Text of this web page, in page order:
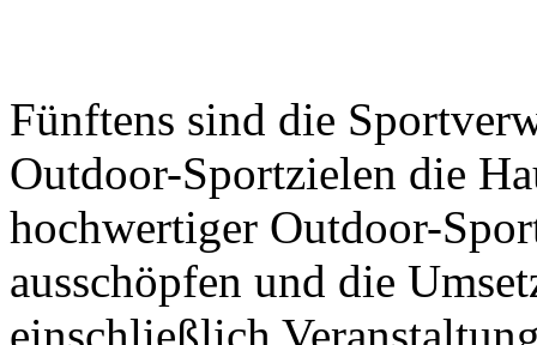
Fünftens sind die
Outdoor-Sportzielen die
hochwertiger Outdoor-
ausschöpfen und die
einschließlich